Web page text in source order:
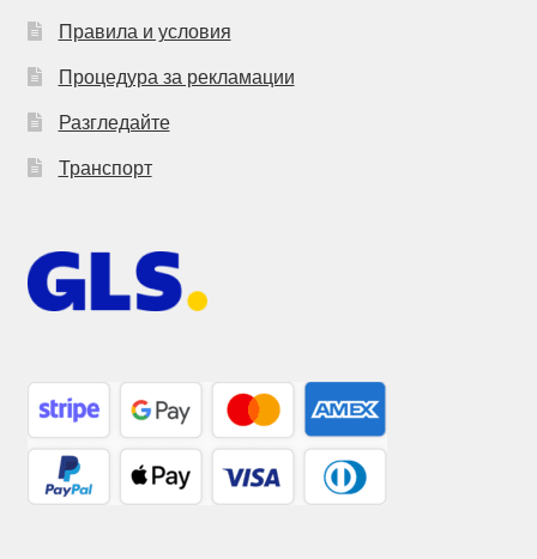
Правила и условия
Процедура за рекламации
Разгледайте
Транспорт